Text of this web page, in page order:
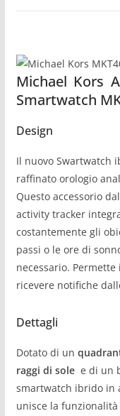
Michael Kors
Smartwatch
Design
Il nuovo Swartwatch
raffinato orologio
Questo accessorio
activity tracker
costantemente gli
passi o le ore di
necessario.
ricevere notifiche
Dettagli
Dotato di un
raggi di solee di un
smartwatch ibrido in
unisce la